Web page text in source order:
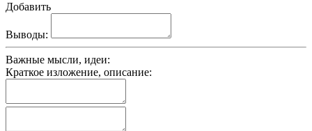
Добавить
Выводы:
Важные мысли, идеи:
Краткое изложение, описание: